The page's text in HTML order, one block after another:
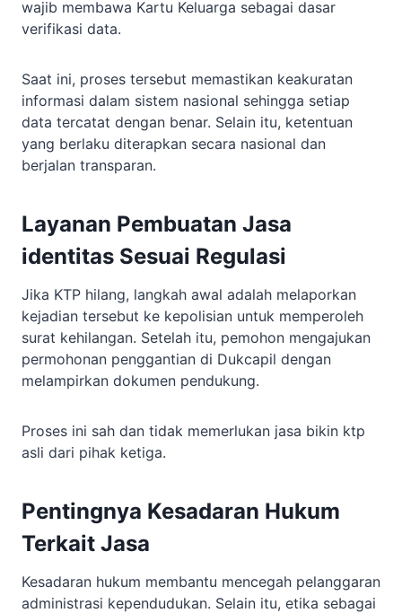
wajib membawa Kartu Keluarga sebagai dasar
verifikasi data.
Saat ini, proses tersebut memastikan keakuratan
informasi dalam sistem nasional sehingga setiap
data tercatat dengan benar. Selain itu, ketentuan
yang berlaku diterapkan secara nasional dan
berjalan transparan.
Layanan Pembuatan Jasa
identitas Sesuai Regulasi
Jika KTP hilang, langkah awal adalah melaporkan
kejadian tersebut ke kepolisian untuk memperoleh
surat kehilangan. Setelah itu, pemohon mengajukan
permohonan penggantian di Dukcapil dengan
melampirkan dokumen pendukung.
Proses ini sah dan tidak memerlukan jasa bikin ktp
asli dari pihak ketiga.
Pentingnya Kesadaran Hukum
Terkait Jasa
Kesadaran hukum membantu mencegah pelanggaran
administrasi kependudukan. Selain itu, etika sebagai